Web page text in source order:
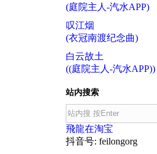
(庭院主人-汽水APP)
叹江烟
(衣冠南渡纪念曲)
白云故土
((庭院主人-汽水APP))
站内搜索
飛龍在淘宝
抖音号: feilongorg